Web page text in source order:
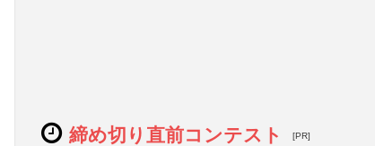
締め切り直前コンテスト [PR]